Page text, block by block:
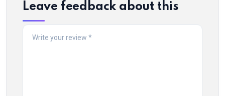
Leave feedback about this